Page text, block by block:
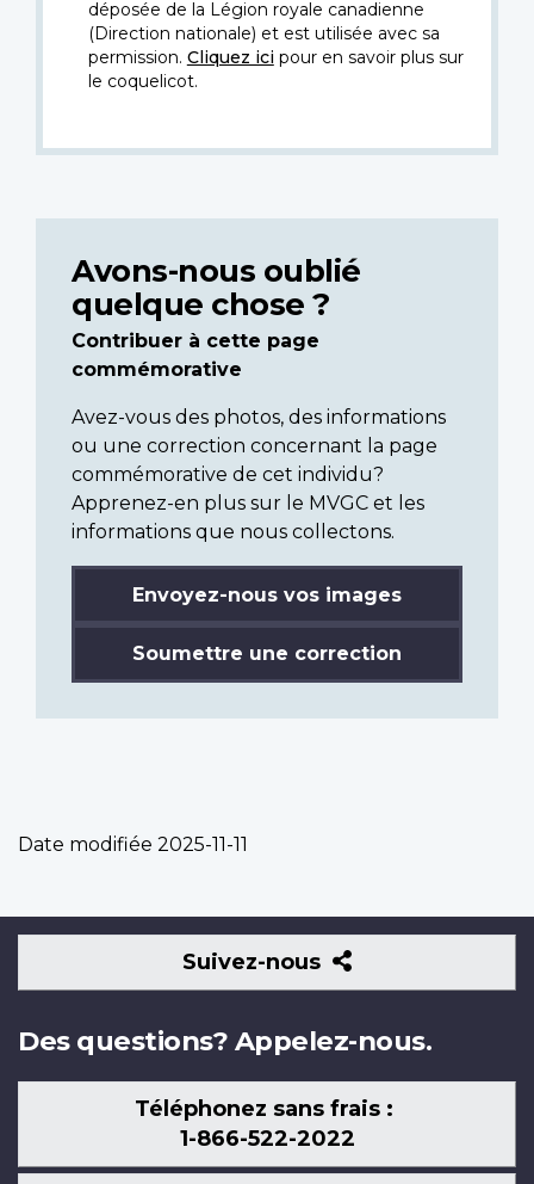
déposée de la Légion royale canadienne
(Direction nationale) et est utilisée avec sa
permission. Cliquez icipour en savoir plus sur
le coquelicot.
Avons-nous oublié
quelque chose ?
Contribuer à cette page
commémorative
Avez-vous des photos, des informations
ou une correction concernant la page
commémorative de cet individu?
Apprenez-en plus sur le MVGC et les
informations que nous collectons.
Envoyez-nous vos images
Soumettre une correction
Date modifiée 2025-11-11
Suivez-nous
Suivez-
nous
Des questions? Appelez-nous.
Téléphonez sans frais :
1-866-522-2022